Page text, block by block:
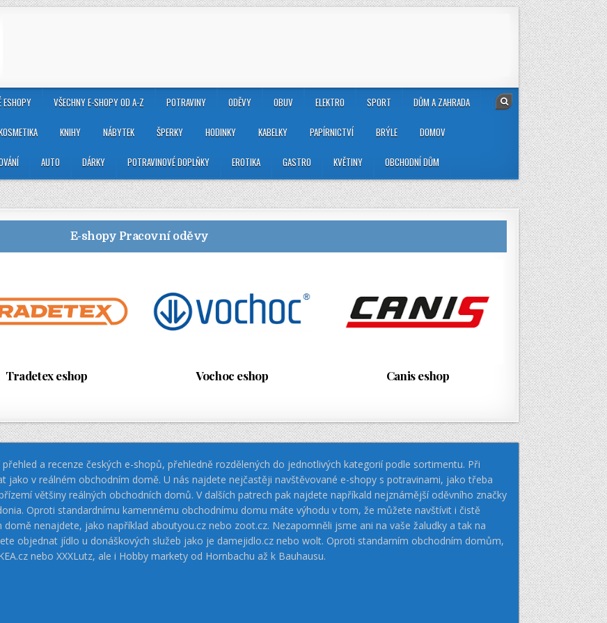
ESHOPY VŠECHNY E-SHOPY OD A-Z POTRAVINY ODĚVY OBUV ELEKTRO SPORT DŮM A ZAHRADA
KNIHY NÁBYTEK ŠPERKY HODINKY KABELKY PAPÍRNICTVÍ BRÝLE DOMOV
AUTO DÁRKY POTRAVINOVÉ DOPLŇKY EROTIKA GASTRO KVĚTINY OBCHODNÍ DŮM
E-shopy Pracovní oděvy
Tradetex eshop Vochoc eshop Canis eshop
a recenze českých e-shopů, přehledně rozdělených do jednotlivých kategorií podle sortimentu. Při
jako v reálném obchodním domě. U nás najdete nejčastěji navštěvované e-shopy s potravinami, jako třeba
většiny reálných obchodních domů. V dalších patrech pak najdete napříkald nejznámější oděvního značky
Oproti standardnímu kamennému obchodnímu domu máte výhodu v tom, že můžete navštívit i čistě
nenajdete, jako například aboutyou.cz nebo zoot.cz. Nezapomněli jsme ani na vaše žaludky a tak na
objednat jídlo u donáškových služeb jako je damejidlo.cz nebo wolt. Oproti standarním obchodním domům,
nebo XXXLutz, ale i Hobby markety od Hornbachu až k Bauhausu.